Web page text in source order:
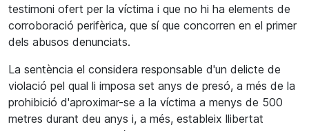
testimoni ofert per la víctima i que no hi ha elements de
corroboració perifèrica, que sí que concorren en el primer
dels abusos denunciats.
La sentència el considera responsable d'un delicte de
violació pel qual li imposa set anys de presó, a més de la
prohibició d'aproximar-se a la víctima a menys de 500
metres durant deu anys i, a més, estableix llibertat